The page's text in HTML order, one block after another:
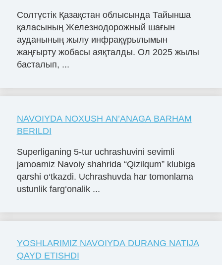
Солтүстік Қазақстан облысында Тайынша
қаласының Железнодорожный шағын
ауданының жылу инфрақұрылымын
жаңғырту жобасы аяқталды. Ол 2025 жылы
басталып, ...
NAVOIYDA NOXUSH AN’ANAGA BARHAM
BERILDI
Superliganing 5-tur uchrashuvini sevimli
jamoamiz Navoiy shahrida “Qizilqum” klubiga
qarshi o‘tkazdi. Uchrashuvda har tomonlama
ustunlik farg‘onalik ...
YOSHLARIMIZ NAVOIYDA DURANG NATIJA
QAYD ETISHDI